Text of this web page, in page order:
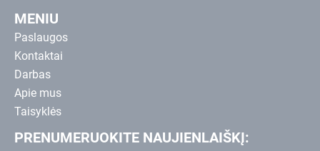
MENIU
Paslaugos
Kontaktai
Darbas
Apie mus
Taisyklės
PRENUMERUOKITE NAUJIENLAIŠKĮ: